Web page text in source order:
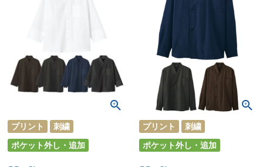
プリント
刺繍
ポケット外し・追加
プリント
刺繍
ポケット外し・追加